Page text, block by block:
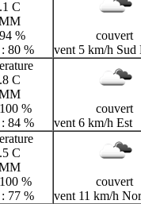
C
%
80 %
couvert
vent 5 km/h Sud
C
%
84 %
couvert
vent 6 km/h Est
C
%
77 %
couvert
vent 11 km/h